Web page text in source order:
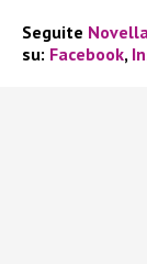
Seguite
su: Facebook,